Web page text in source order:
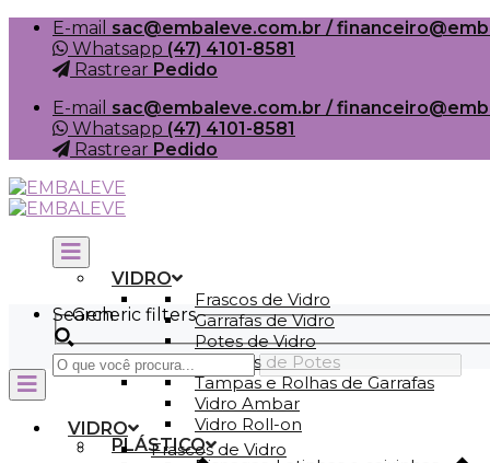
Skip
content
E-mail sac@embaleve.com.br /
Whatsapp (47) 4101-8581
Rastrear Pedido
E-mail sac@embaleve.com.br /
Whatsapp (47) 4101-8581
Rastrear Pedido
VIDRO
Frascos de Vidro
Garrafas de Vidro
Potes de Vidro
Tampas de Potes
Tampas e Rolhas de Garrafas
Vidro Ambar
Vidro Roll-on
PLÁSTICO
Search
Generic filters
VIDRO
Frascos de Vidro